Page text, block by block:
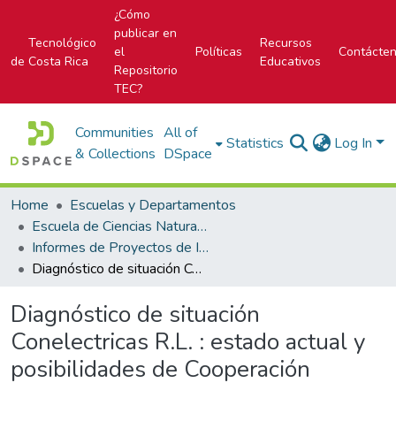
Tecnológico
de Costa Rica
¿Cómo
publicar en
el
Repositorio
TEC?
Políticas
Recursos
Educativos
Communities
& Collections
All of
DSpace
Statistics Log In
Home
Escuelas y Departamentos
Escuela de Ciencias Naturales y Exactas
Informes de Proyectos de Investigación
Diagnóstico de situación Conelectricas R.L. : estado actual y posibilidades de Cooperación
Diagnóstico de situación
Conelectricas R.L. : estado actual y
posibilidades de Cooperación